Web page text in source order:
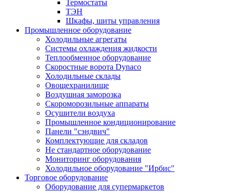
Термостаты
ТЭН
Шкафы, шиты управления
Промышленное оборудование
Холодильные агрегаты
Системы охлаждения жидкости
Теплообменное оборудование
Скоростные ворота Dynaco
Холодильные склады
Овощехранилище
Воздушная заморозка
Скороморозильные аппараты
Осушители воздуха
Промышленное кондиционирование
Панели "сэндвич"
Комплектующие для складов
Не стандартное оборудование
Мониторинг оборудования
Холодильное оборудование "Ирбис"
Торговое оборудование
Оборудование для супермаркетов